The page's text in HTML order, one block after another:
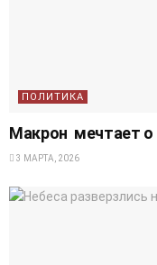
ПОЛИТИКА
Макрон мечтает о
3 МАРТА, 2026